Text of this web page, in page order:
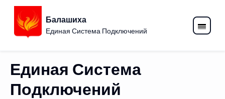
Балашиха
Единая Система Подключений
Единая Система
Подключений